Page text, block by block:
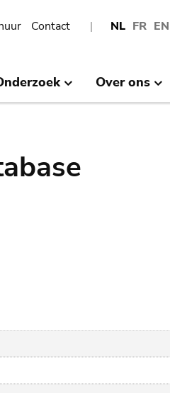
NL FR EN
Contact
Over ons